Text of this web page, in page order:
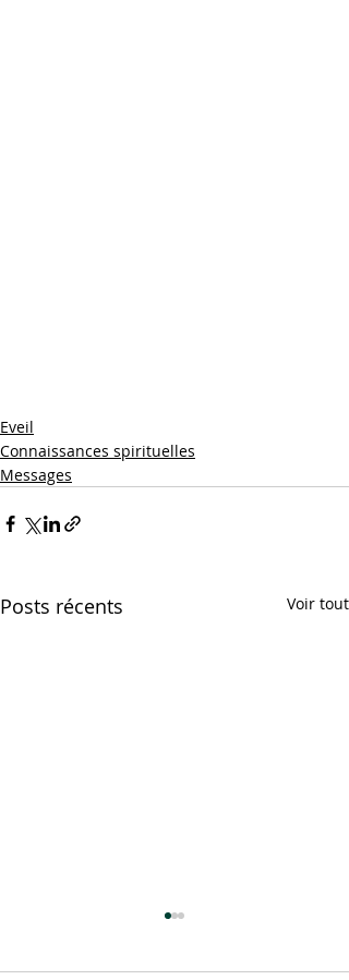
Eveil
Connaissances spirituelles
Messages
Posts récents Voir tout